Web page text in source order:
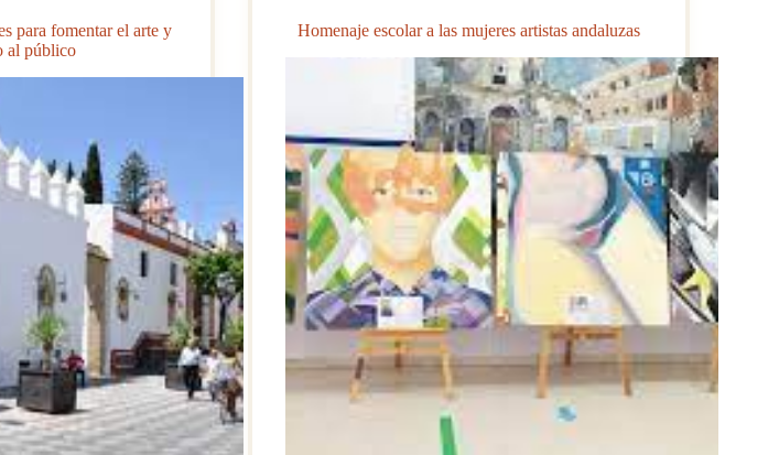
para fomentar el arte y
al público
Homenaje escolar a las mujeres artistas andaluzas